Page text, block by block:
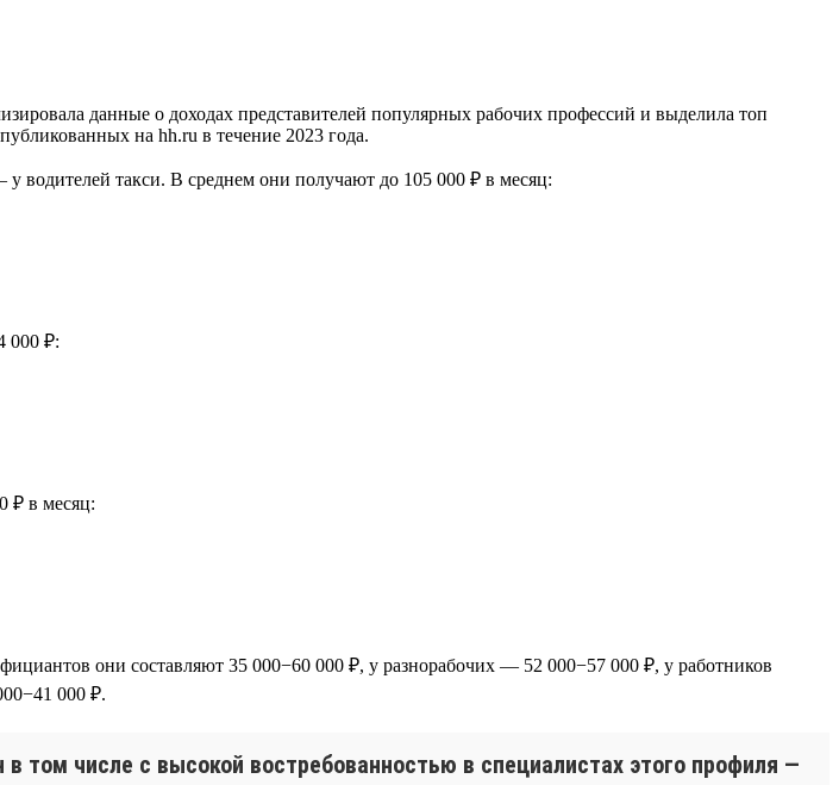
данные о доходах представителей популярных рабочих профессий и выделила топ
на hh.ru в течение 2023 года.
водителей такси. В среднем они получают до 105 000 ₽ в месяц:
000 ₽:
₽ в месяц:
они составляют 35 000−60 000 ₽, у разнорабочих — 52 000−57 000 ₽, у работников
000 ₽.
том числе с высокой востребованностью в специалистах этого профиля —